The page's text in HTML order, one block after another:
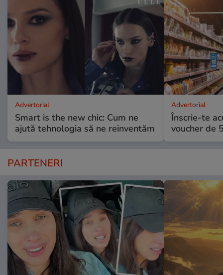
Advertorial
Smart is the new chic: Cum ne
ajută tehnologia să ne reinventăm
Advertorial
Înscrie-te
voucher de
PARTENERI